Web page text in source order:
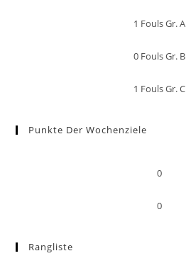
1 Fouls Gr. A
0 Fouls Gr. B
1 Fouls Gr. C
Punkte Der Wochenziele
0
0
Rangliste